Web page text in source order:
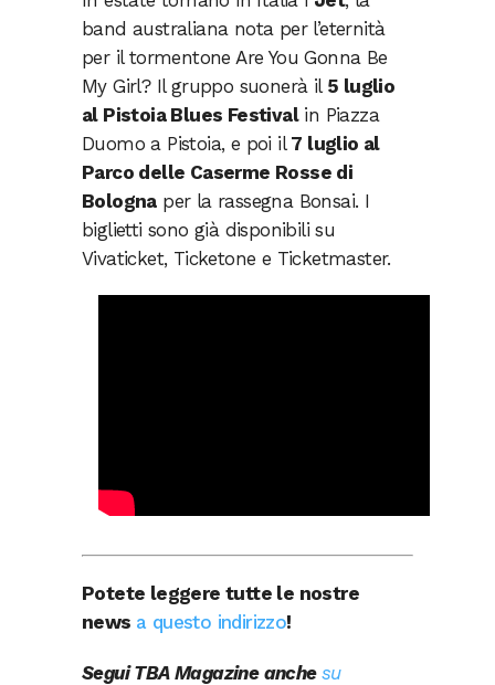
band australiana nota per l’eternità
per il tormentone Are You Gonna Be
My Girl? Il gruppo suonerà il 5 luglio
al Pistoia Blues Festivalin Piazza
Duomo a Pistoia, e poi il 7 luglio al
Parco delle Caserme Rosse di
Bolognaper la rassegna Bonsai. I
biglietti sono già disponibili su
Vivaticket, Ticketone e Ticketmaster.
Potete leggere tutte le nostre
news a questo indirizzo!
Segui TBA Magazine anche su